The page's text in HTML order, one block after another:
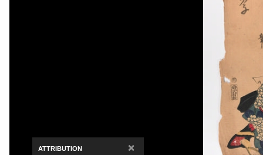
ATTRIBUTION ×